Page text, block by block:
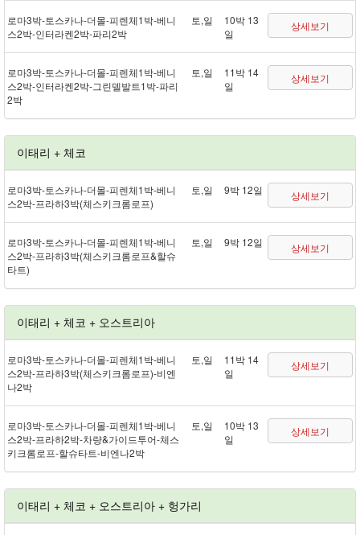
로마 3박 - 토스카나 - 더몰 - 피렌체 1박 - 베니
스 2박 - 인터라켄 2박 - 파리 2박
토,일
10박 13
일
상세보기
로마 3박 - 토스카나 - 더몰 - 피렌체 1박 - 베니
스 2박 - 인터라켄 2박 - 그린델발트 1박 - 파리
2박
토,일
11박 14
일
상세보기
이태리 + 체코
로마 3박 - 토스카나 - 더몰 - 피렌체 1박 - 베니
스 2박 - 프라하 3박(체스키크롬로프)
토,일 9박 12일 상세보기
로마 3박 - 토스카나 - 더몰 - 피렌체 1박 - 베니
스 2박 - 프라하 3박(체스키크롬로프&할슈
타트)
토,일 9박 12일 상세보기
이태리 + 체코 + 오스트리아
로마 3박 - 토스카나 - 더몰 - 피렌체 1박 - 베니
스 2박 - 프라하 3박(체스키크롬로프) - 비엔
나 2박
토,일
11박 14
일
상세보기
로마 3박 - 토스카나 - 더몰 - 피렌체 1박 - 베니
스 2박 - 프라하 2박 - 차량&가이드투어 - 체스
키크롬로프 - 할슈타트 - 비엔나 2박
토,일
10박 13
일
상세보기
이태리 + 체코 + 오스트리아 + 헝가리